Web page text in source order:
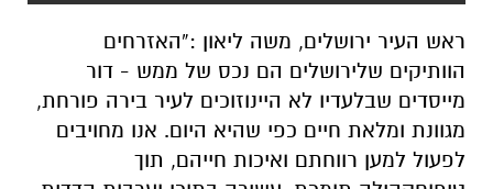
ראש העיר ירושלים, משה ליאון :
“האזרחים
הוותיקים שלירושלים הם נכס של ממש - דור
מייסדים שבלעדיו לא היינוזוכים לעיר בירה פורחת,
מגוונת ומלאת חיים כפי שהיא היום. אנו מחויבים
לפעול למען רווחתם ואיכות חייהם, תוך